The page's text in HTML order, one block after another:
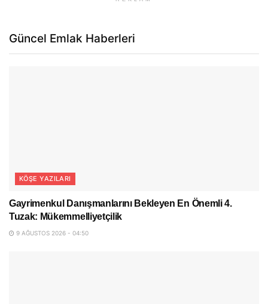
Güncel Emlak Haberleri
KÖŞE YAZILARI
Gayrimenkul Danışmanlarını Bekleyen En Önemli 4.
Tuzak: Mükemmelliyetçilik
9 AĞUSTOS 2026 - 04:50